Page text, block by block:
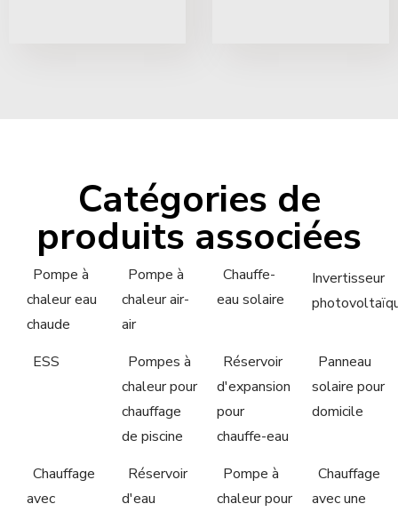
Catégories de
produits associées
Pompe à
chaleur eau
chaude
Pompe à
chaleur air-
air
Chauffe-
eau solaire
Invertisseur
ESS
Pompes à
chaleur pour
chauffage
de piscine
Réservoir
d'expansion
pour
chauffe-eau
Panneau
solaire pour
domicile
Chauffage
avec
Réservoir
d'eau
Pompe à
chaleur pour
Chauffage
avec une